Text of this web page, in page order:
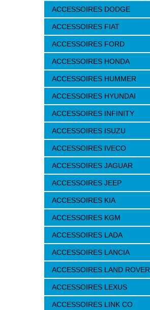
ACCESSOIRES DODGE
ACCESSOIRES FIAT
ACCESSOIRES FORD
ACCESSOIRES HONDA
ACCESSOIRES HUMMER
ACCESSOIRES HYUNDAI
ACCESSOIRES INFINITY
ACCESSOIRES ISUZU
ACCESSOIRES IVECO
ACCESSOIRES JAGUAR
ACCESSOIRES JEEP
ACCESSOIRES KIA
ACCESSOIRES KGM
ACCESSOIRES LADA
ACCESSOIRES LANCIA
ACCESSOIRES LAND ROVER
ACCESSOIRES LEXUS
ACCESSOIRES LINK CO